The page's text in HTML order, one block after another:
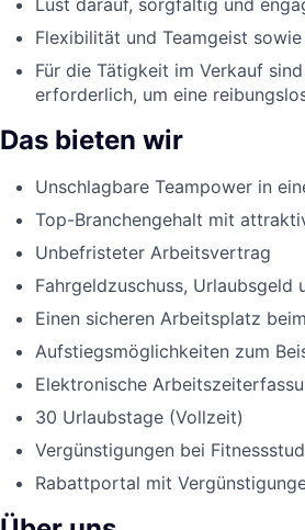
Lust darauf, sorgfältig und
Flexibilität und Teamgeist
Für die Tätigkeit im Verkauf
erforderlich, um eine
Das bieten wir
Unschlagbare Teampower in
Top-Branchengehalt mit
Unbefristeter Arbeitsvertrag
Fahrgeldzuschuss, Urlaubsgeld
Einen sicheren Arbeitsplatz
Aufstiegsmöglichkeiten zum
Elektronische
30 Urlaubstage (Vollzeit)
Vergünstigungen bei
Rabattportal mit